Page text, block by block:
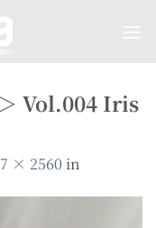
Vol.004 Iris
× 2560 in